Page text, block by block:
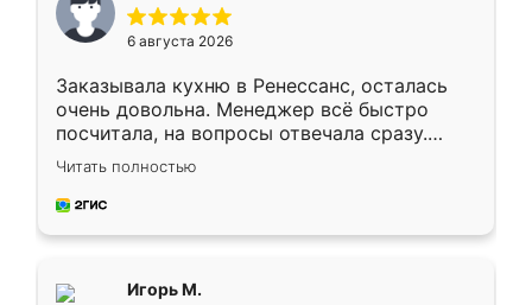
6 августа 2026
Заказывала кухню в Ренессанс, осталась
очень довольна. Менеджер всё быстро
посчитала, на вопросы отвечала сразу.
Замерщик приехал в субботу, подошёл к
делу со всей ответственностью. Собрали
за день, ребята работали аккуратно, даже
Читать полностью
Игорь М.